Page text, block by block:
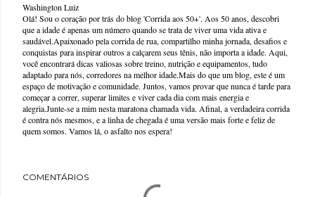
Washington Luiz
Olá! Sou o coração por trás do blog 'Corrida aos 50+'. Aos 50 anos, descobri
que a idade é apenas um número quando se trata de viver uma vida ativa e
saudável.Apaixonado pela corrida de rua, compartilho minha jornada, desafios e
conquistas para inspirar outros a calçarem seus tênis, não importa a idade. Aqui,
você encontrará dicas valiosas sobre treino, nutrição e equipamentos, tudo
adaptado para nós, corredores na melhor idade.Mais do que um blog, este é um
espaço de motivação e comunidade. Juntos, vamos provar que nunca é tarde para
começar a correr, superar limites e viver cada dia com mais energia e
alegria.Junte-se a mim nesta maratona chamada vida. Afinal, a verdadeira corrida
é contra nós mesmos, e a linha de chegada é uma versão mais forte e feliz de
quem somos. Vamos lá, o asfalto nos espera!
COMENTÁRIOS